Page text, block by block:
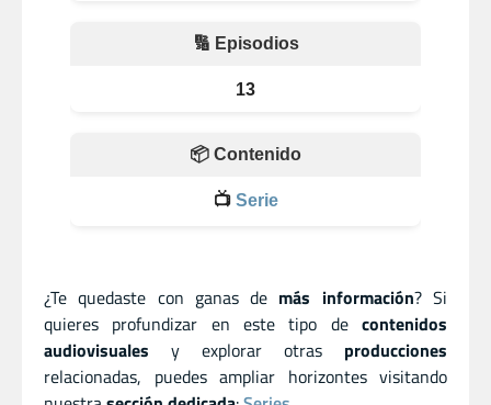
🔢 Episodios
13
📦 Contenido
📺 Serie
¿Te quedaste con ganas de más información? Si
quieres profundizar en este tipo de contenidos
audiovisuales y explorar otras producciones
relacionadas, puedes ampliar horizontes visitando